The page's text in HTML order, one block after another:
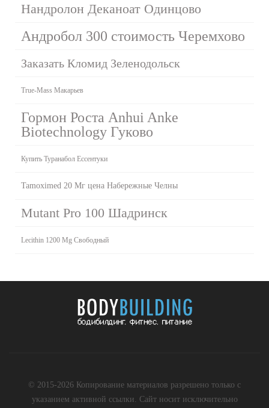
Нандролон Деканоат Одинцово
Андробол 300 стоимость Черемхово
Заказать Кломид Зеленодольск
True-Mass Макарьев
Гормон Роста Anhui Anke
Biotechnology Гуково
Купить Туранабол Ессентуки
Tamoximed 20 Мг цена Набережные Челны
Mutant Pro 100 Шадринск
Lecithin 1200 Mg Свободный
© 2015-2026 Копирование материалов разрешено только с
указанием активной ссылки. Сайт носит исключительно